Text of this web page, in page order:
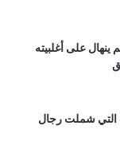
على أغلبيته
التي شملت رجال